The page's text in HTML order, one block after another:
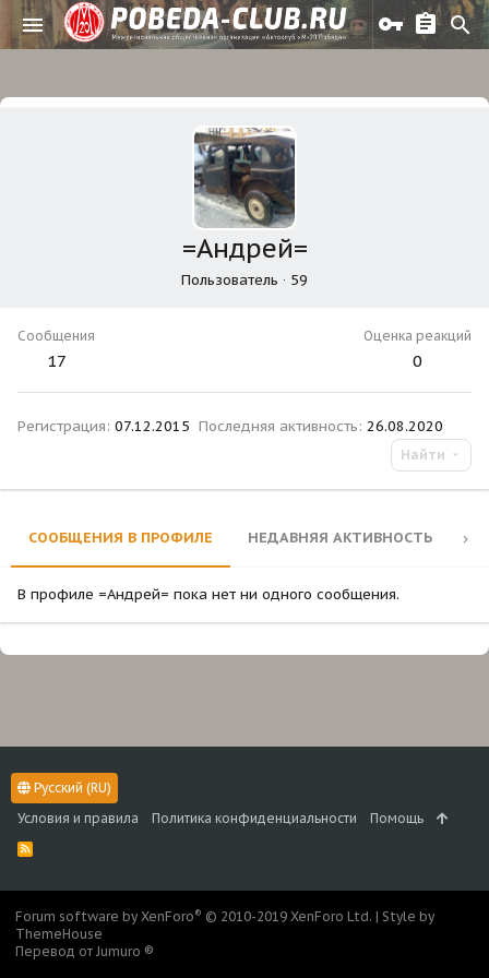
=Андрей=
Пользователь · 59
Сообщения
17
Оценка реакций
0
Регистрация 07.12.2015 Последняя активность 26.08.2020
Найти
СООБЩЕНИЯ В ПРОФИЛЕ НЕДАВНЯЯ АКТИВНОСТЬ
В профиле =Андрей= пока нет ни одного сообщения.
Русский (RU)
Условия и правила
Политика конфиденциальности Помощь
R
S
Forum software by XenForo® © 2010-2019 XenForo Ltd. | Style by
ThemeHouse
Перевод от Jumuro ®